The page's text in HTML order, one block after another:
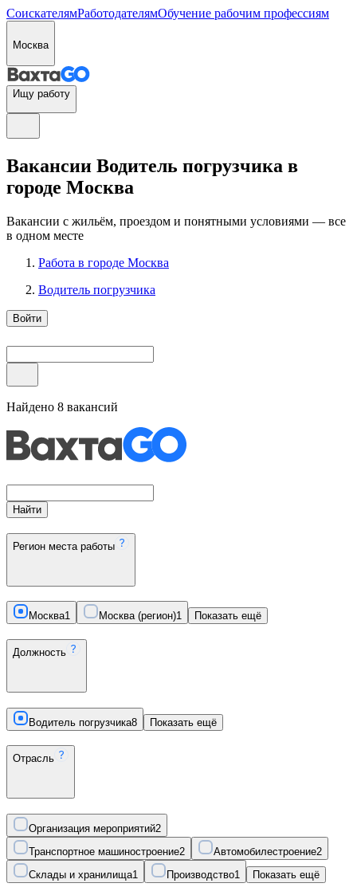
СоискателямРаботодателямОбучение рабочим профессиям
Москва
Ищу работу
Вакансии Водитель погрузчика в
городе Москва
Вакансии с жильём, проездом и понятными условиями — все
в одном месте
Работа в городе Москва
Водитель погрузчика
Войти
Найдено 8 вакансий
Найти
Регион места работы
Москва1 Москва (регион)1 Показать ещё
Должность
Водитель погрузчика8 Показать ещё
Отрасль
Организация мероприятий2
Транспортное машиностроение2 Автомобилестроение2
Склады и хранилища1 Производство1 Показать ещё